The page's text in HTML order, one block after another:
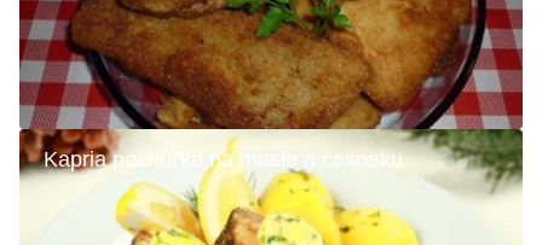
Kapria pochúťka na masle a cesnaku